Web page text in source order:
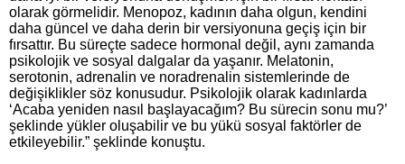
olarak görmelidir. Menopoz, kadının daha olgun, kendini
daha güncel ve daha derin bir versiyonuna geçiş için bir
fırsattır. Bu süreçte sadece hormonal değil, aynı zamanda
psikolojik ve sosyal dalgalar da yaşanır. Melatonin,
serotonin, adrenalin ve noradrenalin sistemlerinde de
değişiklikler söz konusudur. Psikolojik olarak kadınlarda
‘Acaba yeniden nasıl başlayacağım? Bu sürecin sonu mu?’
şeklinde yükler oluşabilir ve bu yükü sosyal faktörler de
etkileyebilir.” şeklinde konuştu.